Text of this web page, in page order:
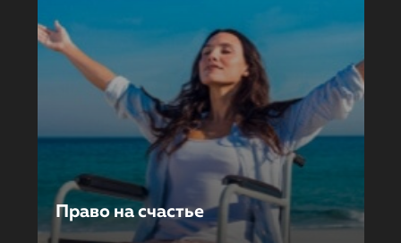
Право на счастье